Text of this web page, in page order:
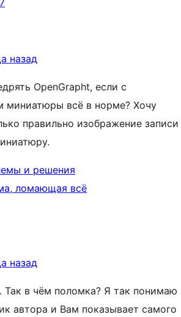
назад
OpenGrapht, если с
миниатюры всё в норме? Хочу
правильно изображение записи
и решения
ломающая всё
назад
Так в чём поломка? Я так понимаю
автора и Вам показывает самого